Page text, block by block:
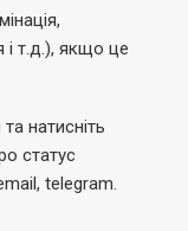
і т.д.), якщо це
та натисніть
статус
telegram.